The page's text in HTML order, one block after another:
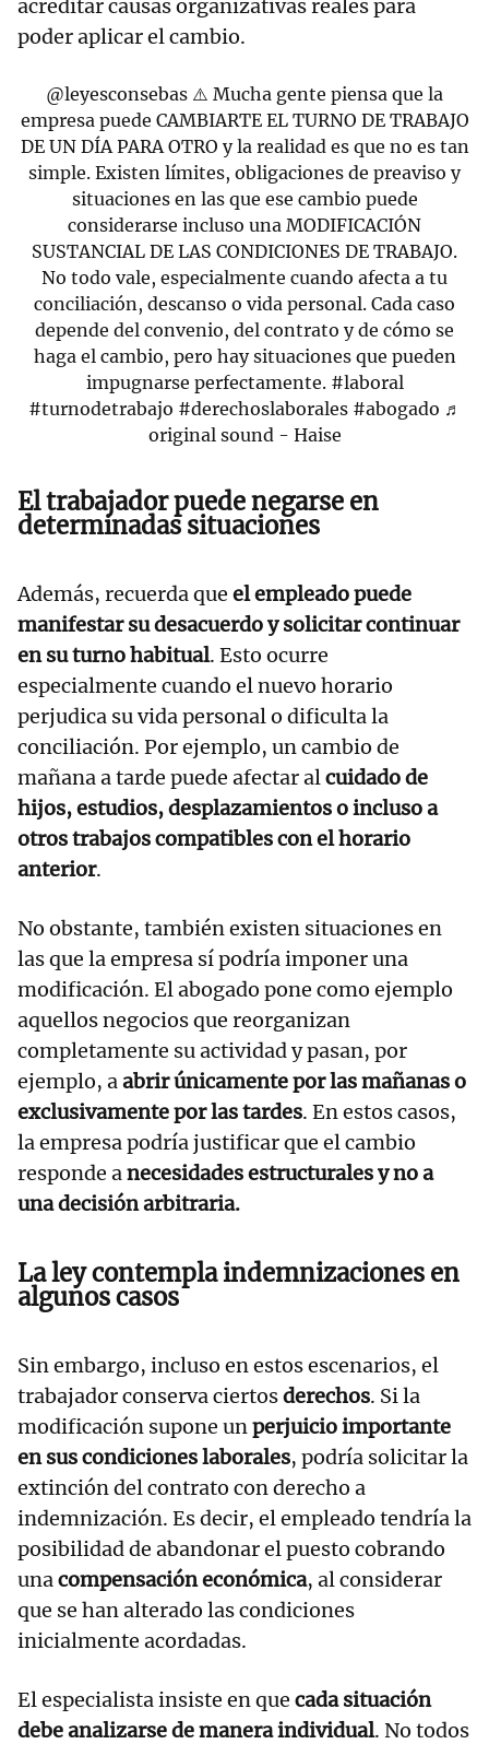
acreditar causas organizativas reales para
poder aplicar el cambio.
@leyesconsebas ⚠️ Mucha gente piensa que la
empresa puede CAMBIARTE EL TURNO DE TRABAJO
DE UN DÍA PARA OTRO y la realidad es que no es tan
simple. Existen límites, obligaciones de preaviso y
situaciones en las que ese cambio puede
considerarse incluso una MODIFICACIÓN
SUSTANCIAL DE LAS CONDICIONES DE TRABAJO.
No todo vale, especialmente cuando afecta a tu
conciliación, descanso o vida personal. Cada caso
depende del convenio, del contrato y de cómo se
haga el cambio, pero hay situaciones que pueden
impugnarse perfectamente. #laboral
#turnodetrabajo #derechoslaborales #abogado ♬
original sound - Haise
El trabajador puede negarse en
determinadas situaciones
Además, recuerda que el empleado puede
manifestar su desacuerdo y solicitar continuar
en su turno habitual. Esto ocurre
especialmente cuando el nuevo horario
perjudica su vida personal o dificulta la
conciliación. Por ejemplo, un cambio de
mañana a tarde puede afectar alcuidado de
hijos, estudios, desplazamientos o incluso a
otros trabajos compatibles con el horario
anterior.
No obstante, también existen situaciones en
las que la empresa sí podría imponer una
modificación. El abogado pone como ejemplo
aquellos negocios que reorganizan
completamente su actividad y pasan, por
ejemplo, aabrir únicamente por las mañanas o
exclusivamente por las tardes. En estos casos,
la empresa podría justificar que el cambio
responde anecesidades estructurales y no a
una decisión arbitraria.
La ley contempla indemnizaciones en
algunos casos
Sin embargo, incluso en estos escenarios, el
trabajador conserva ciertosderechos. Si la
modificación supone unperjuicio importante
en sus condiciones laborales, podría solicitar la
extinción del contrato con derecho a
indemnización. Es decir, el empleado tendría la
posibilidad de abandonar el puesto cobrando
unacompensación económica, al considerar
que se han alterado las condiciones
inicialmente acordadas.
El especialista insiste en que cada situación
debe analizarse de manera individual. No todos